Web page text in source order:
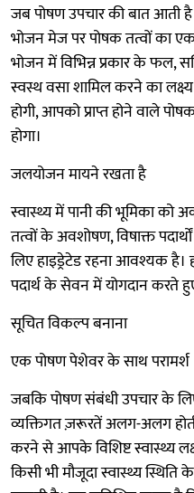
जब पोषण उपचार की बात आती है
भोजन मेज पर पोषक तत्वों का
भोजन में विभिन्न प्रकार के फल,
स्वस्थ वसा शामिल करने का
होगी, आपको प्राप्त होने वाले
होगा।
जलयोजन मायने रखता है
स्वास्थ्य में पानी की भूमिका
तत्वों के अवशोषण, विषाक्त
लिए हाइड्रेटेड रहना आवश्यक
पदार्थ के सेवन में योगदान करते
सूचित विकल्प बनाना
एक पोषण पेशेवर के साथ परामर्श
जबकि पोषण संबंधी उपचार के
व्यक्तिगत ज़रूरतें अलग-अलग
करने से आपके विशिष्ट स्वास्थ्य
किसी भी मौजूदा स्वास्थ्य